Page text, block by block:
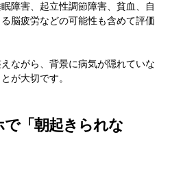
障害、起立性調節障害、貧血、自
脳疲労などの可能性も含めて評価
ながら、背景に病気が隠れていな
が大切です。
「朝起きられな